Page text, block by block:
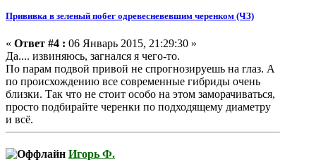
Прививка в зеленый побег одревесневевшим черенком (ЧЗ)
« Ответ #4 : 06 Январь 2015, 21:29:30 »
Да.... извиняюсь, загнался я чего-то.
По парам подвой привой не спрогнозируешь на глаз. А
по происхождению все современные гибриды очень
близки. Так что не стоит особо на этом заморачиваться,
просто подбирайте черенки по подходящему диаметру
и всё.
Игорь Ф.